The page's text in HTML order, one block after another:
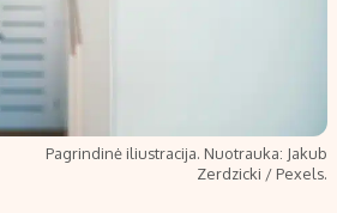
Pagrindinė iliustracija. Nuotrauka: Jakub
Zerdzicki / Pexels.